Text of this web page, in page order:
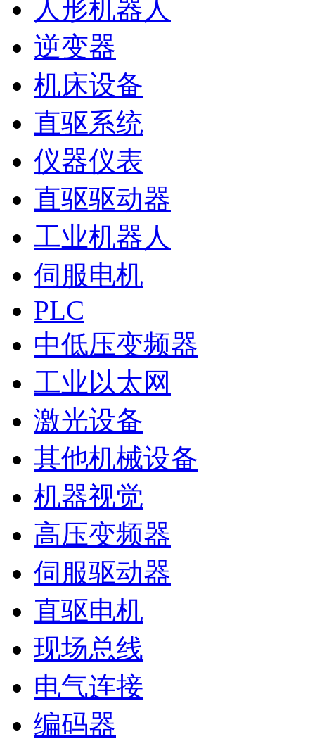
人形机器人
逆变器
机床设备
直驱系统
仪器仪表
直驱驱动器
工业机器人
伺服电机
PLC
中低压变频器
工业以太网
激光设备
其他机械设备
机器视觉
高压变频器
伺服驱动器
直驱电机
现场总线
电气连接
编码器